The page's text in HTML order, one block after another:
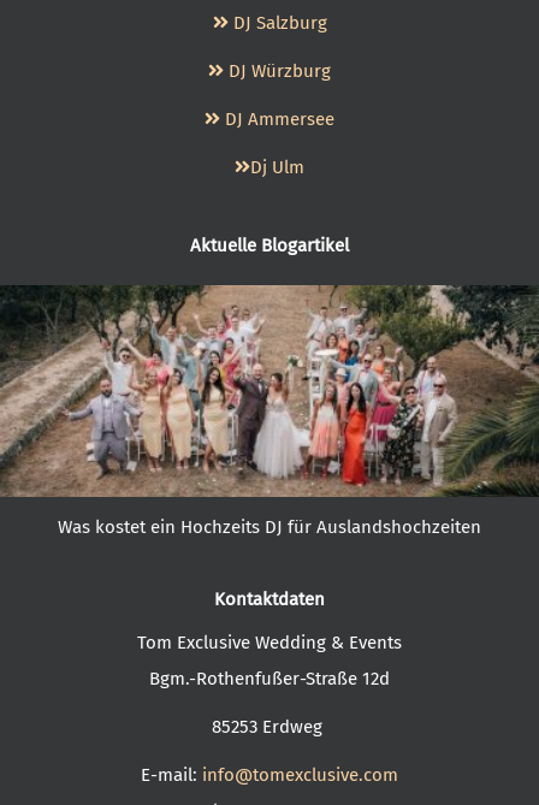
DJ Salzburg
DJ Würzburg
DJ Ammersee
Dj Ulm
Aktuelle Blogartikel
Was kostet ein Hochzeits DJ für Auslandshochzeiten
Destination Wedding - heiraten im Ausland
Kontaktdaten
Tom Exclusive Wedding & Events
Bgm.-Rothenfußer-Straße 12d
85253 Erdweg
E-mail: info@tomexclusive.com